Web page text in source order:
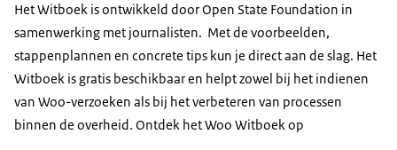
Het Witboek is ontwikkeld door Open State Foundation in
samenwerking met journalisten. Met de voorbeelden,
stappenplannen en concrete tips kun je direct aan de slag. Het
Witboek is gratis beschikbaar en helpt zowel bij het indienen
van Woo-verzoeken als bij het verbeteren van processen
binnen de overheid. Ontdek het Woo Witboek op